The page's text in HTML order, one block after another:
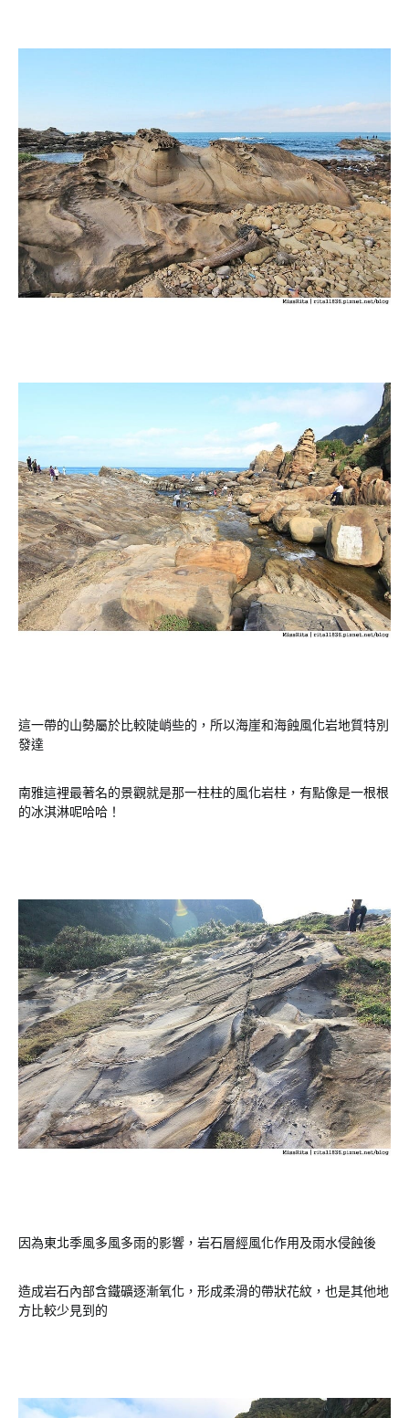
這一帶的山勢屬於比較陡峭些的，所以海崖和海蝕風化岩地質特別
發達
南雅這裡最著名的景觀就是那一柱柱的風化岩柱，有點像是一根根
的冰淇淋呢哈哈！
因為東北季風多風多雨的影響，岩石層經風化作用及雨水侵蝕後
造成岩石內部含鐵礦逐漸氧化，形成柔滑的帶狀花紋，也是其他地
方比較少見到的